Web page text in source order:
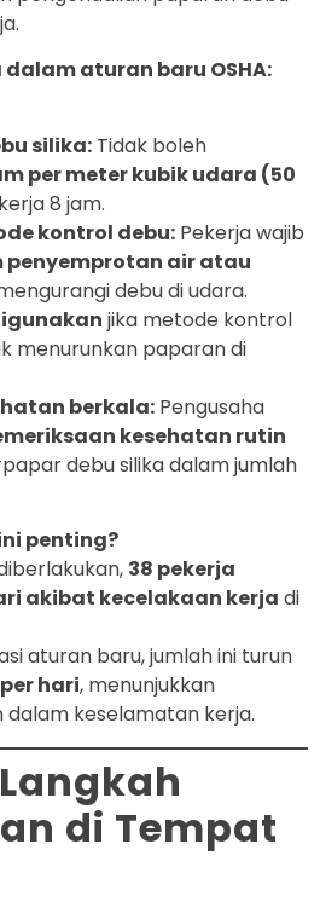
aturan baru OSHA:
silika: Tidak boleh
per meter kubik udara (50
8 jam.
kontrol debu: Pekerja wajib
penyemprotan air atau
debu di udara.
jika metode kontrol
menurunkan paparan di
berkala: Pengusaha
kesehatan rutin
debu silika dalam jumlah
penting?
38 pekerja
akibat kecelakaan kerja di
aturan baru, jumlah ini turun
hari, menunjukkan
dalam keselamatan kerja.
di Tempat